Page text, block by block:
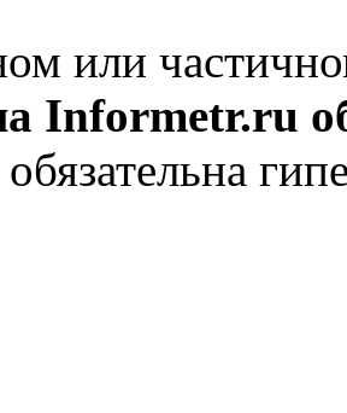
или
Informetr.ru